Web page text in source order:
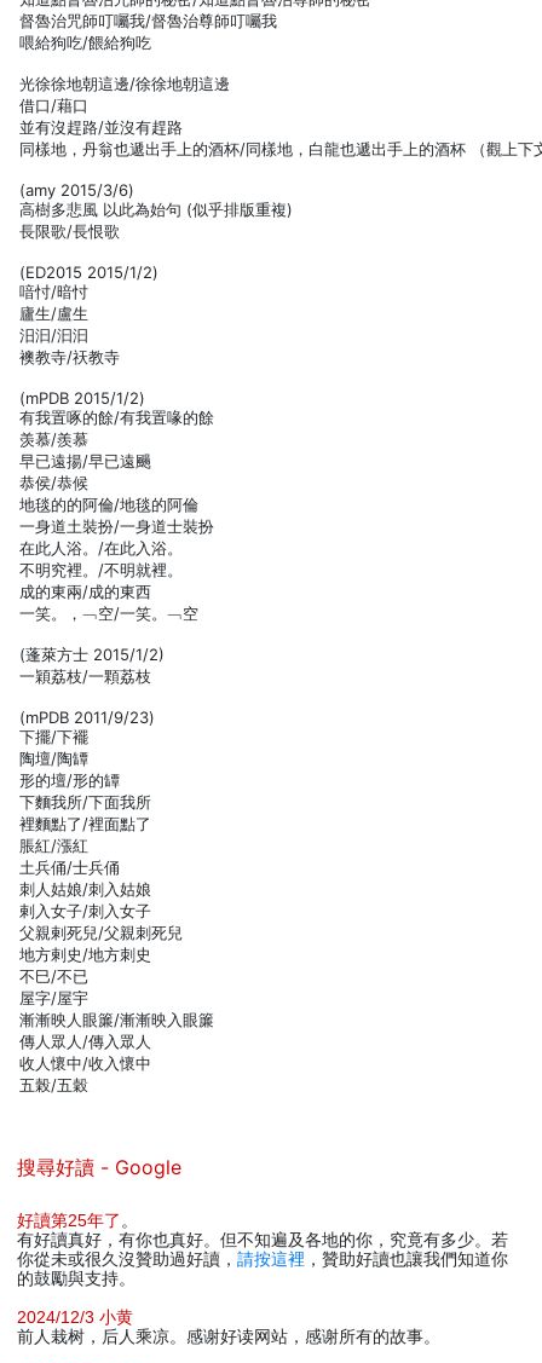
督魯治咒師叮囑我/督魯治尊師叮囑我
喂給狗吃/餵給狗吃
光徐徐地朝這邊/徐徐地朝這邊
借口/藉口
並有沒趕路/並沒有趕路
同樣地，丹翁也遞出手上的酒杯/同樣地，白龍也遞出手上的酒杯 （觀上下
(amy 2015/3/6)
高樹多悲風 以此為始句 (似乎排版重複)
長限歌/長恨歌
(ED2015 2015/1/2)
喑忖/暗忖
廬生/盧生
汨汩/汩汩
襖教寺/祆教寺
(mPDB 2015/1/2)
有我置啄的餘/有我置喙的餘
羡慕/羨慕
早已遠揚/早已遠颺
恭侯/恭候
地毯的的阿倫/地毯的阿倫
一身道土裝扮/一身道士裝扮
在此人浴。/在此入浴。
不明究裡。/不明就裡。
成的東兩/成的東西
一笑。，﹁空/一笑。﹁空
(蓬萊方士 2015/1/2)
一穎荔枝/一顆荔枝
(mPDB 2011/9/23)
下擺/下襬
陶壇/陶罈
形的壇/形的罈
下麵我所/下面我所
裡麵點了/裡面點了
脹紅/漲紅
土兵俑/士兵俑
刺人姑娘/刺入姑娘
剌入女子/刺入女子
父親剌死兒/父親刺死兒
地方剌史/地方刺史
不巳/不已
屋字/屋宇
漸漸映人眼簾/漸漸映入眼簾
傳人眾人/傳入眾人
收人懷中/收入懷中
五榖/五穀
搜尋好讀 - Google
好讀第25年了 。
有好讀真好，有你也真好。但不知遍及各地的你，究竟有多少。若
你從未或很久沒贊助過好讀，請按這裡 ，贊助好讀也讓我們知道你
的鼓勵與支持。
2024/12/3 小黄
前人栽树，后人乘凉。感谢好读网站，感谢所有的故事。